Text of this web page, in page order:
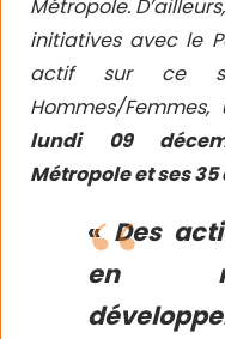
Métropole.
initiatives avec le
actif sur ce
Hommes/Femmes,
lundi 09
Métropole et ses
« Des
en